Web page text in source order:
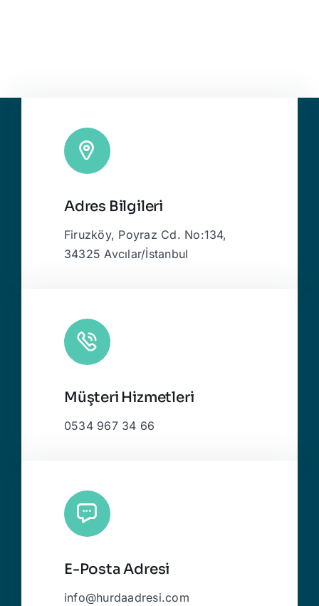
Adres Bilgileri
Firuzköy, Poyraz Cd. No:134,
34325 Avcılar/İstanbul
Müşteri Hizmetleri
0534 967 34 66
E-Posta Adresi
info@hurdaadresi.com